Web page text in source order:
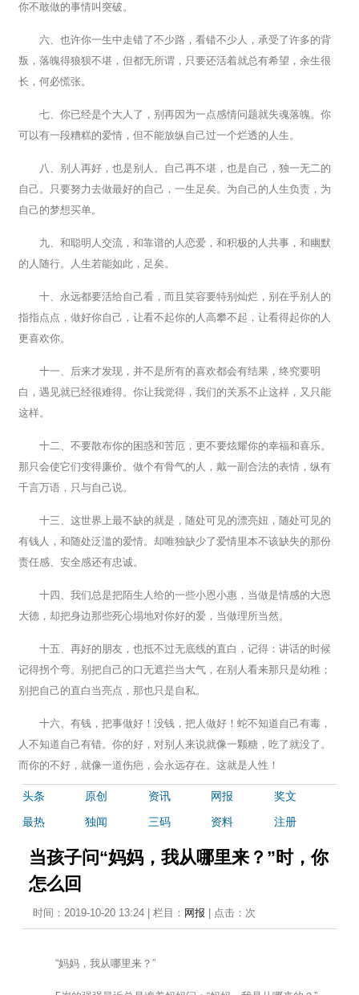
你不敢做的事情叫突破。
六、也许你一生中走错了不少路，看错不少人，承受了许多的背
叛，落魄得狼狈不堪，但都无所谓，只要还活着就总有希望，余生很
长，何必慌张。
七、你已经是个大人了，别再因为一点感情问题就失魂落魄。你
可以有一段糟糕的爱情，但不能放纵自己过一个烂透的人生。
八、别人再好，也是别人。自己再不堪，也是自己，独一无二的
自己。只要努力去做最好的自己，一生足矣。为自己的人生负责，为
自己的梦想买单。
九、和聪明人交流，和靠谱的人恋爱，和积极的人共事，和幽默
的人随行。人生若能如此，足矣。
十、永远都要活给自己看，而且笑容要特别灿烂，别在乎别人的
指指点点，做好你自己，让看不起你的人高攀不起，让看得起你的人
更喜欢你。
十一、后来才发现，并不是所有的喜欢都会有结果，终究要明
白，遇见就已经很难得。你让我觉得，我们的关系不止这样，又只能
这样。
十二、不要散布你的困惑和苦厄，更不要炫耀你的幸福和喜乐。
那只会使它们变得廉价。做个有骨气的人，戴一副合法的表情，纵有
千言万语，只与自己说。
十三、这世界上最不缺的就是，随处可见的漂亮妞，随处可见的
有钱人，和随处泛滥的爱情。却唯独缺少了爱情里本不该缺失的那份
责任感、安全感还有忠诚。
十四、我们总是把陌生人给的一些小恩小惠，当做是情感的大恩
大德，却把身边那些死心塌地对你好的爱，当做理所当然。
十五、再好的朋友，也抵不过无底线的直白，记得：讲话的时候
记得拐个弯。别把自己的口无遮拦当大气，在别人看来那只是幼稚；
别把自己的直白当亮点，那也只是自私。
十六、有钱，把事做好！没钱，把人做好！蛇不知道自己有毒，
人不知道自己有错。你的好，对别人来说就像一颗糖，吃了就没了。
而你的不好，就像一道伤疤，会永远存在。这就是人性！
头条 原创 资讯 网报
奖文
最热
独闻 三码 资料 注册
当孩子问“妈妈，我从哪里来？”时，你
怎么回
时间：2019-10-20 13:24 | 栏目： 网报 | 点击： 次
“妈妈，我从哪里来？”